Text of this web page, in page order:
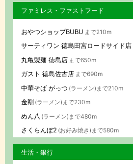
ファミレス・ファストフード
おやつショップBUBU まで210m
サーティワン 徳島田宮ロードサイド店
丸亀製麺 徳島店 まで650m
ガスト 徳島佐古店 まで690m
中華そば がっつ (ラーメン)まで210m
金剛 (ラーメン)まで230m
めん八 (ラーメン)まで480m
さくらんぼ2 (お好み焼き)まで580m
生活・銀行